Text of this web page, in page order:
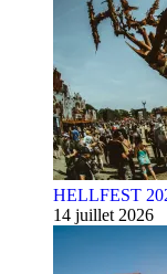
HELLFEST
14 juillet 2026